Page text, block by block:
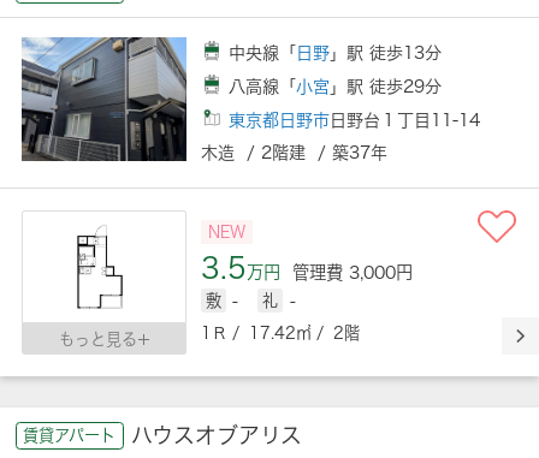
中央線「 日野 」駅 徒歩13分
八高線「小宮 」駅 徒歩29分
東京都日野市 日野台１丁目11-14
木造 / 2階建 / 築37年
もっと見る
NEW
3.5万円 管理費 3,000円
敷 - 礼
-
1Ｒ / 17.42㎡ / 2階
賃貸アパート ハウスオブアリス